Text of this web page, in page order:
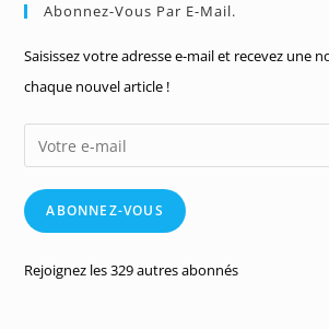
Abonnez-Vous Par E-Mail.
Saisissez votre adresse e-mail et recevez une
chaque nouvel article !
Votre
e-
mailABONNEZ-VOUS
Rejoignez les 329 autres abonnés